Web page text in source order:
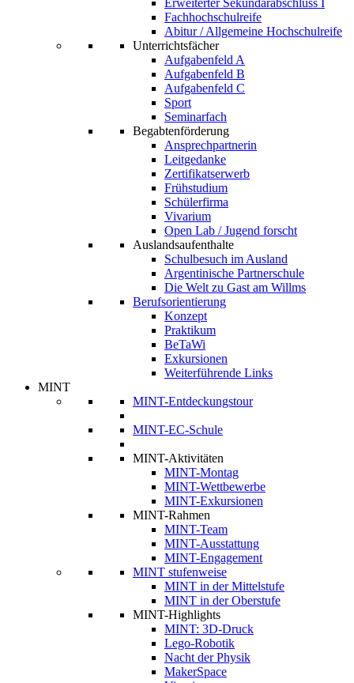
Erweiterter Sekundarabschluss I
Fachhochschulreife
Abitur / Allgemeine Hochschulreife
Unterrichtsfächer
Aufgabenfeld A
Aufgabenfeld B
Aufgabenfeld C
Sport
Seminarfach
Begabtenförderung
Ansprechpartnerin
Leitgedanke
Zertifikatserwerb
Frühstudium
Schülerfirma
Vivarium
Open Lab / Jugend forscht
Auslandsaufenthalte
Schulbesuch im Ausland
Argentinische Partnerschule
Die Welt zu Gast am Willms
Berufsorientierung
Konzept
Praktikum
BeTaWi
Exkursionen
Weiterführende Links
MINT
MINT-Entdeckungstour
MINT-EC-Schule
MINT-Aktivitäten
MINT-Montag
MINT-Wettbewerbe
MINT-Exkursionen
MINT-Rahmen
MINT-Team
MINT-Ausstattung
MINT-Engagement
MINT stufenweise
MINT in der Mittelstufe
MINT in der Oberstufe
MINT-Highlights
MINT: 3D-Druck
Lego-Robotik
Nacht der Physik
MakerSpace